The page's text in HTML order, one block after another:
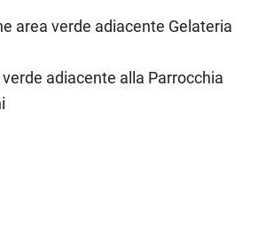
area verde adiacente Gelateria
verde adiacente alla Parrocchia